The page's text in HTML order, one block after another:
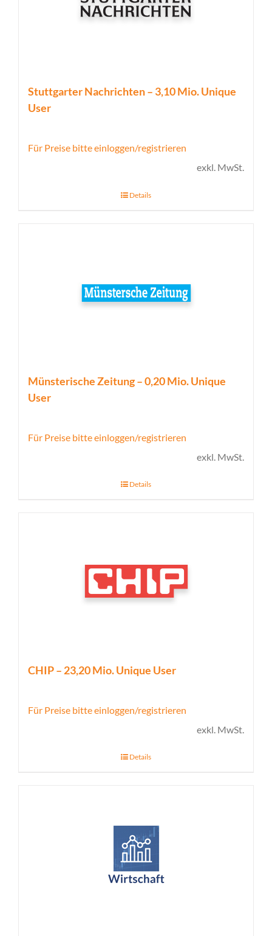
Stuttgarter Nachrichten – 3,10 Mio. Unique
User
Für Preise bitte einloggen/registrieren
exkl. MwSt.
Details
Münsterische Zeitung – 0,20 Mio. Unique
User
Für Preise bitte einloggen/registrieren
exkl. MwSt.
Details
CHIP – 23,20 Mio. Unique User
Für Preise bitte einloggen/registrieren
exkl. MwSt.
Details